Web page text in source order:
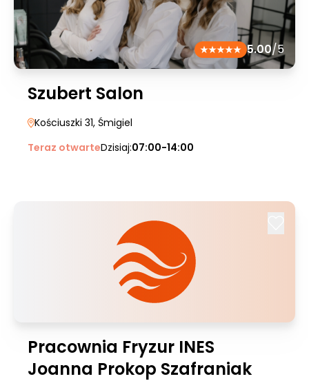
5.00/5
Szubert Salon
Kościuszki 31, Śmigiel
Teraz otwarteDzisiaj:07:00-14:00
Pracownia Fryzur INES
Joanna Prokop Szafraniak